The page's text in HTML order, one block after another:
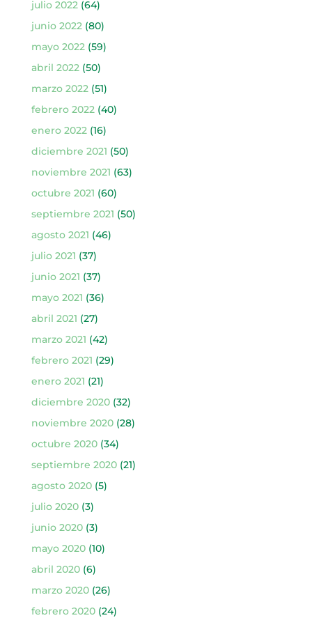
julio 2022 (64)
junio 2022 (80)
mayo 2022 (59)
abril 2022 (50)
marzo 2022 (51)
febrero 2022 (40)
enero 2022 (16)
diciembre 2021 (50)
noviembre 2021 (63)
octubre 2021 (60)
septiembre 2021 (50)
agosto 2021 (46)
julio 2021 (37)
junio 2021 (37)
mayo 2021 (36)
abril 2021 (27)
marzo 2021 (42)
febrero 2021 (29)
enero 2021 (21)
diciembre 2020(32)
noviembre 2020(28)
octubre 2020(34)
septiembre 2020(21)
agosto 2020(5)
julio 2020(3)
junio 2020(3)
mayo 2020(10)
abril 2020(6)
marzo 2020(26)
febrero 2020(24)